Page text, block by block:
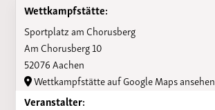
Wettkampfstätte:
Sportplatz am Chorusberg
Am Chorusberg 10
52076 Aachen
Wettkampfstätte auf Google Maps ansehen
Veranstalter: